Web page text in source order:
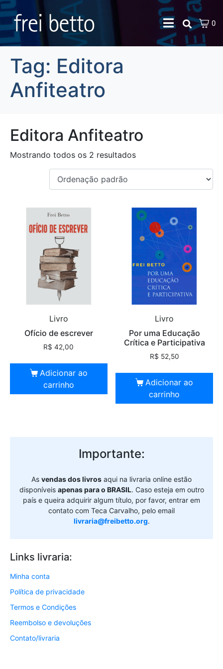
0
Tag: Editora
Anfiteatro
Editora Anfiteatro
Mostrando todos os 2 resultados
Livro
Ofício de escrever
R$ 42,00
Adicionar ao
carrinho
Livro
Por uma Educação
Crítica e Participativa
R$ 52,50
Adicionar ao
carrinho
Importante:
As vendas dos livros aqui na livraria online estão
disponíveis apenas para o BRASIL. Caso esteja em outro
país e queira adquirir algum título, por favor, entrar em
contato com Teca Carvalho, pelo email
livraria@freibetto.org.
Links livraria:
Minha conta
Política de privacidade
Termos e Condições
Reembolso e devoluções
Contato/livraria